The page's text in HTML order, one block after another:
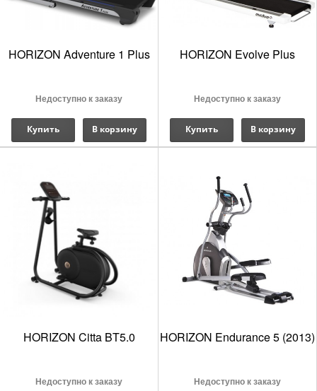
HORIZON Adventure 1 Plus
Недоступно к заказу
Купить В корзину
HORIZON Evolve Plus
Недоступно к заказу
Купить В корзину
HORIZON Citta BT5.0
Недоступно к заказу
HORIZON Endurance 5 (2013)
Недоступно к заказу